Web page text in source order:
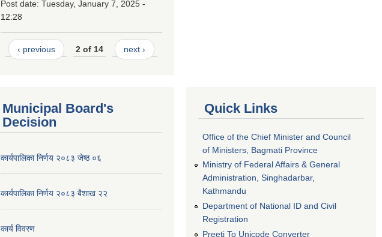
Post date: Tuesday, January 7, 2025 -
12:28
‹ previous 2 of 14 next ›
Municipal Board's
Decision
कार्यपालिका निर्णय २०८३ जेष्ठ ०६
कार्यपालिका निर्णय २०८३ बैशाख २२
कार्य विवरण
Quick Links
Office of the Chief Minister and Council
of Ministers, Bagmati Province
Ministry of Federal Affairs & General
Administration, Singhadarbar,
Kathmandu
Department of National ID and Civil
Registration
Preeti To Unicode Converter